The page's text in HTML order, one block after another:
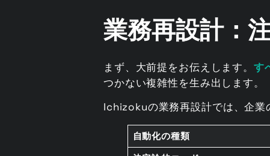
業務再設計：
まず、大前提をお伝えします。 す
つかない複雑性を生み出します。
Ichizokuの業務再設計では、企業
自動化の種類